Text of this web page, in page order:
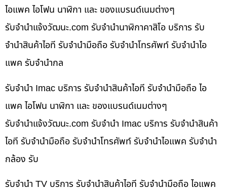
ไอแพค ไอโฟน นาฬิกา และ ของแบรนด์เนมต่างๆ
รับจํานําแจ้งวัฒนะ.com รับจำนำนาฬิกาคาสิโอ บริการ รับ
จำนำสินค้าไอที รับจำนำมือถือ รับจำนำโทรศัพท์ รับจำนำไอ
แพค รับจำนำกล
รับจำนำ Imac บริการ รับจำนำสินค้าไอที รับจำนำมือถือ ไอ
แพค ไอโฟน นาฬิกา และ ของแบรนด์เนมต่างๆ
รับจํานําแจ้งวัฒนะ.com รับจำนำ Imac บริการ รับจำนำสินค้า
ไอที รับจำนำมือถือ รับจำนำโทรศัพท์ รับจำนำไอแพค รับจำนำ
กล้อง รับ
รับจำนำ TV บริการ รับจำนำสินค้าไอที รับจำนำมือถือ ไอแพค